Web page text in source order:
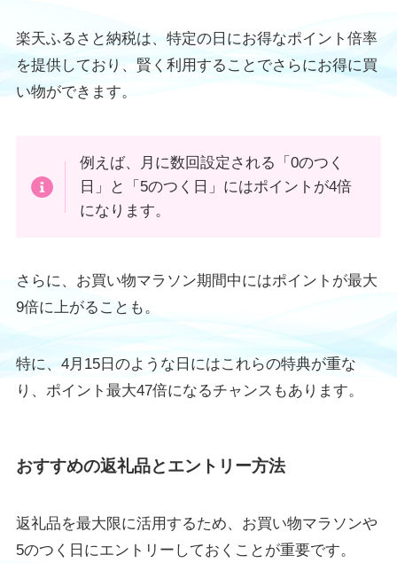
楽天ふるさと納税は、特定の日にお得なポイント倍率
を提供しており、賢く利用することでさらにお得に買
い物ができます。
例えば、月に数回設定される「0のつく
日」と「5のつく日」にはポイントが4倍
になります。
さらに、お買い物マラソン期間中にはポイントが最大
9倍に上がることも。
特に、4月15日のような日にはこれらの特典が重な
り、ポイント最大47倍になるチャンスもあります。
おすすめの返礼品とエントリー方法
返礼品を最大限に活用するため、お買い物マラソンや
5のつく日にエントリーしておくことが重要です。